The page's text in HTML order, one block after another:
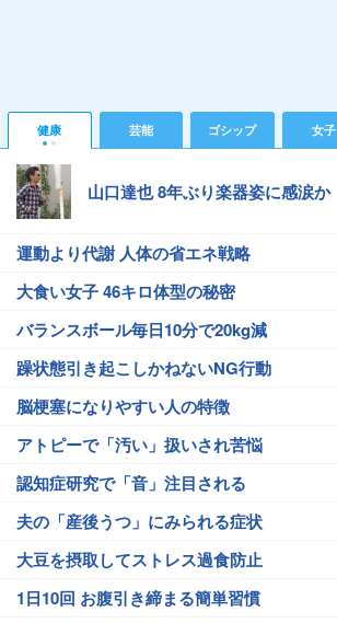
健康 芸能 ゴシップ 女子
山口達也 8年ぶり楽器姿に感涙か
運動より代謝 人体の省エネ戦略
大食い女子 46キロ体型の秘密
バランスボール毎日10分で20kg減
躁状態引き起こしかねないNG行動
脳梗塞になりやすい人の特徴
アトピーで「汚い」扱いされ苦悩
認知症研究で「音」注目される
夫の「産後うつ」にみられる症状
大豆を摂取してストレス過食防止
1日10回 お腹引き締まる簡単習慣